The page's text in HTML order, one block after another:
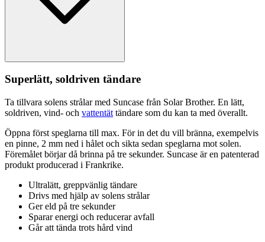
Superlätt, soldriven tändare
Ta tillvara solens strålar med Suncase från Solar Brother. En lätt,
soldriven, vind- och vattentät tändare som du kan ta med överallt.
Öppna först speglarna till max. För in det du vill bränna, exempelvis
en pinne, 2 mm ned i hålet och sikta sedan speglarna mot solen.
Föremålet börjar då brinna på tre sekunder. Suncase är en patenterad
produkt producerad i Frankrike.
Ultralätt, greppvänlig tändare
Drivs med hjälp av solens strålar
Ger eld på tre sekunder
Sparar energi och reducerar avfall
Går att tända trots hård vind